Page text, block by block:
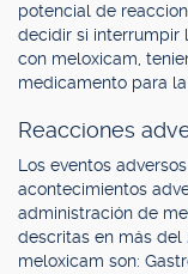
potencial de
decidir si interrumpir
con meloxicam,
medicamento para la
Reacciones
Los eventos
acontecimientos
administración de
descritas en más del
meloxicam son: